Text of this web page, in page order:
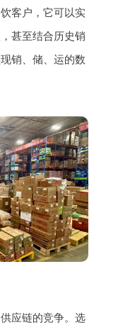
客户，它可以实
甚至结合历史销
销、储、运的数
应链的竞争。选